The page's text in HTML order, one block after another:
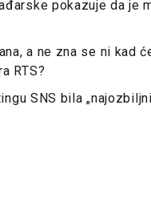
pokazuje da je
a ne zna se ni kad
RTS?
SNS bila